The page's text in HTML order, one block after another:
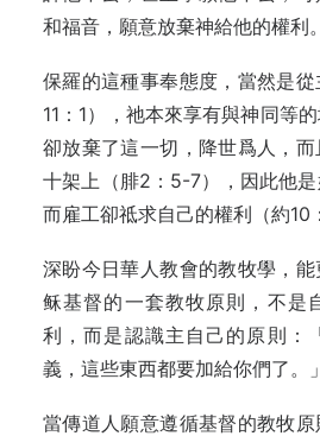
和福音，願意放棄神給他的權利。
保羅的這種事奉態度，當然是
11：1），祂本來享有與神同等
卻放棄了這一切，降世爲人，
十架上（腓2：5-7），因此他是
而雇工卻祗求自己的權利（約10
深盼今日華人教會的教牧學，
稣基督的一套教牧原則，不是
利，而是認識主自己的原則：
義，這些東西都要加給你們了。
當傳道人願意遵循基督的教牧